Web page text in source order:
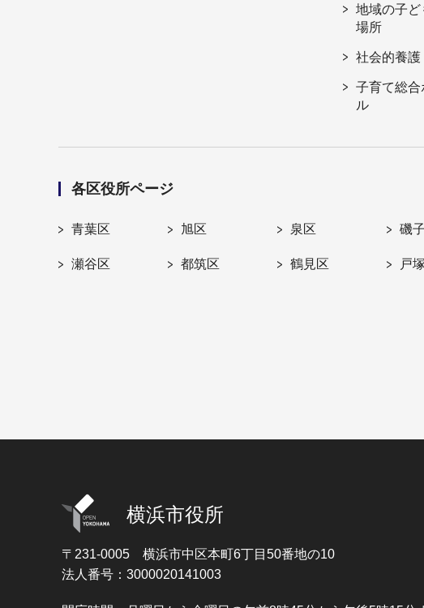
地域の子ど
場所
社会的養護
子育て総合
ル
各区役所ページ
青葉区 旭区 泉区 磯
瀬谷区 都筑区 鶴見区 戸
横浜市役所
〒231-0005 横浜市中区本町6丁目50番地の10
法人番号：3000020141003